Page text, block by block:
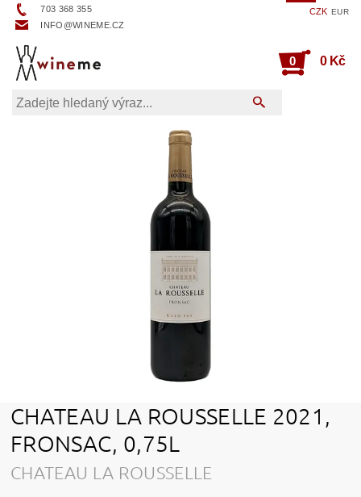
703 368 355
INFO@WINEME.CZ
CZK EUR
0 0 Kč
CHATEAU LA ROUSSELLE 2021,
FRONSAC, 0,75L
CHATEAU LA ROUSSELLE